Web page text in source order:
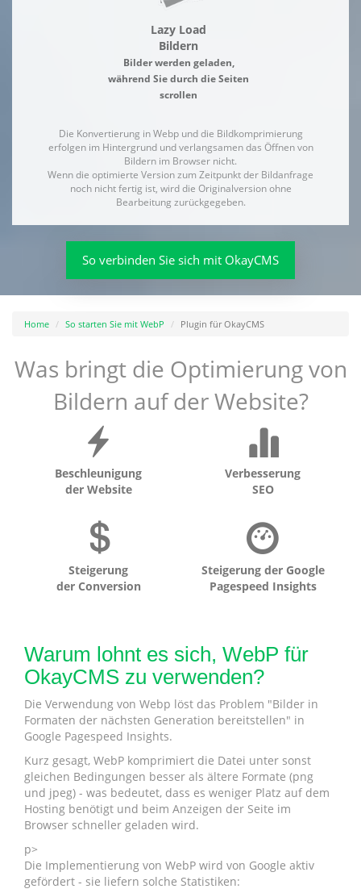
Lazy Load
Bildern
Bilder werden geladen,
während Sie durch die Seiten
scrollen
Die Konvertierung in Webp und die Bildkomprimierung
erfolgen im Hintergrund und verlangsamen das Öffnen von
Bildern im Browser nicht.
Wenn die optimierte Version zum Zeitpunkt der Bildanfrage
noch nicht fertig ist, wird die Originalversion ohne
Bearbeitung zurückgegeben.
So verbinden Sie sich mit OkayCMS
Home So starten Sie mit WebP Plugin für OkayCMS
Was bringt die Optimierung von
Bildern auf der Website?
Beschleunigung
der Website
Verbesserung
SEO
Steigerung
der Conversion
Steigerung der Google
Pagespeed Insights
Warum lohnt es sich, WebP für
OkayCMS zu verwenden?
Die Verwendung von Webp löst das Problem "Bilder in
Formaten der nächsten Generation bereitstellen" in
Google Pagespeed Insights.
Kurz gesagt, WebP komprimiert die Datei unter sonst
gleichen Bedingungen besser als ältere Formate (png
und jpeg) - was bedeutet, dass es weniger Platz auf dem
Hosting benötigt und beim Anzeigen der Seite im
Browser schneller geladen wird.
p>
Die Implementierung von WebP wird von Google aktiv
gefördert - sie liefern solche Statistiken: